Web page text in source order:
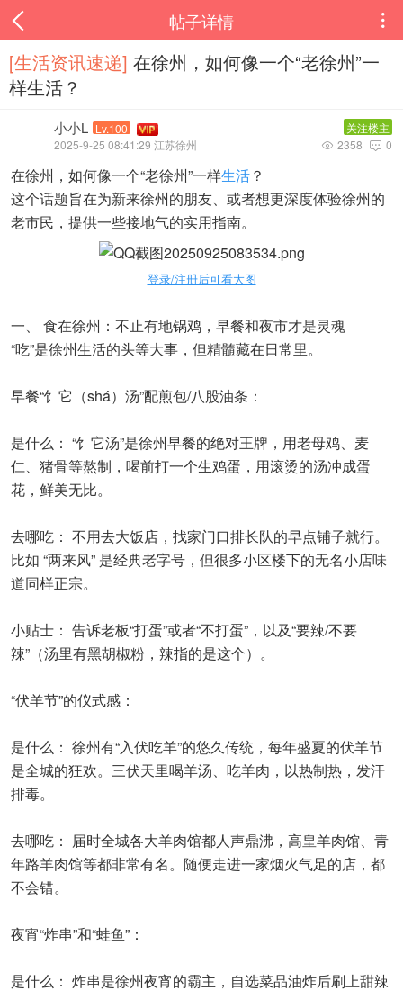
帖子详情 
[生活资讯速递‌] 在徐州，如何像一个“老徐州”一
样生活？
小小L Lv.100
关注楼主
2025-9-25 08:41:29 江苏徐州
 0
 2358
在徐州，如何像一个“老徐州”一样生活？
这个话题旨在为新来徐州的朋友、或者想更深度体验徐州的
老市民，提供一些接地气的实用指南。
登录/注册后可看大图
一、 食在徐州：不止有地锅鸡，早餐和夜市才是灵魂
“吃”是徐州生活的头等大事，但精髓藏在日常里。
早餐“饣它（shá）汤”配煎包/八股油条：
是什么： “饣它汤”是徐州早餐的绝对王牌，用老母鸡、麦
仁、猪骨等熬制，喝前打一个生鸡蛋，用滚烫的汤冲成蛋
花，鲜美无比。
去哪吃： 不用去大饭店，找家门口排长队的早点铺子就行。
比如 “两来风” 是经典老字号，但很多小区楼下的无名小店味
道同样正宗。
小贴士： 告诉老板“打蛋”或者“不打蛋”，以及“要辣/不要
辣”（汤里有黑胡椒粉，辣指的是这个）。
“伏羊节”的仪式感：
是什么： 徐州有“入伏吃羊”的悠久传统，每年盛夏的伏羊节
是全城的狂欢。三伏天里喝羊汤、吃羊肉，以热制热，发汗
排毒。
去哪吃： 届时全城各大羊肉馆都人声鼎沸，高皇羊肉馆、青
年路羊肉馆等都非常有名。随便走进一家烟火气足的店，都
不会错。
夜宵“炸串”和“蛙鱼”：
是什么： 炸串是徐州夜宵的霸主，自选菜品油炸后刷上甜辣